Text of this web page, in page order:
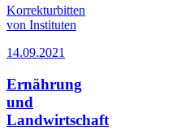
Korrekturbitten
von Instituten
14.09.2021
Ernährung
und
Landwirtschaft